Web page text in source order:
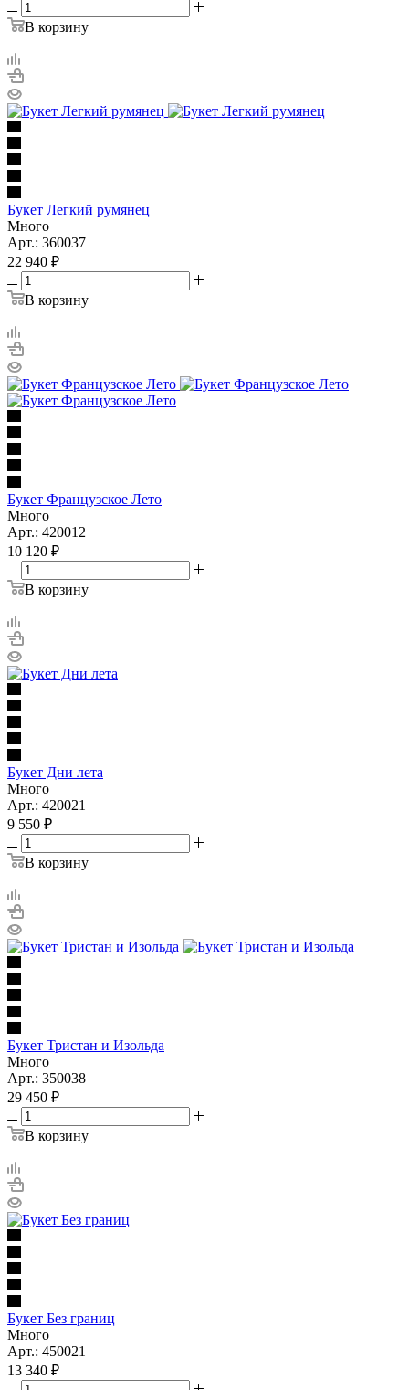
В корзину
Букет Легкий румянец
Много
Арт.: 360037
22 940 ₽
В корзину
Букет Французское Лето
Много
Арт.: 420012
10 120 ₽
В корзину
Букет Дни лета
Много
Арт.: 420021
9 550 ₽
В корзину
Букет Тристан и Изольда
Много
Арт.: 350038
29 450 ₽
В корзину
Букет Без границ
Много
Арт.: 450021
13 340 ₽